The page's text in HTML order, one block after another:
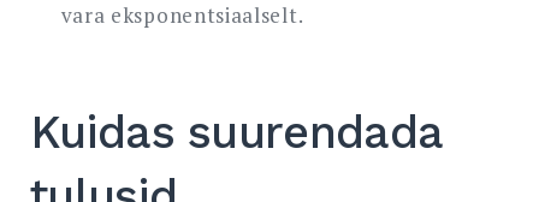
vara eksponentsiaalselt.
Kuidas suurendada